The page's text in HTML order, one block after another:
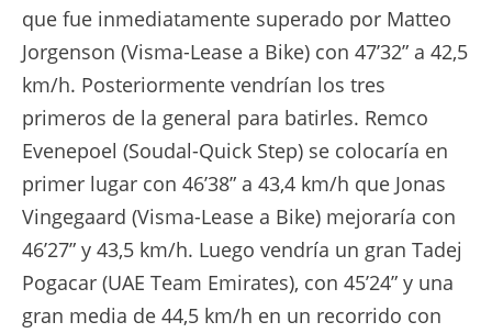
que fue inmediatamente superado por Matteo
Jorgenson (Visma-Lease a Bike) con 47’32” a 42,5
km/h. Posteriormente vendrían los tres
primeros de la general para batirles. Remco
Evenepoel (Soudal-Quick Step) se colocaría en
primer lugar con 46’38” a 43,4 km/h que Jonas
Vingegaard (Visma-Lease a Bike) mejoraría con
46’27” y 43,5 km/h. Luego vendría un gran Tadej
Pogacar (UAE Team Emirates), con 45’24” y una
gran media de 44,5 km/h en un recorrido con